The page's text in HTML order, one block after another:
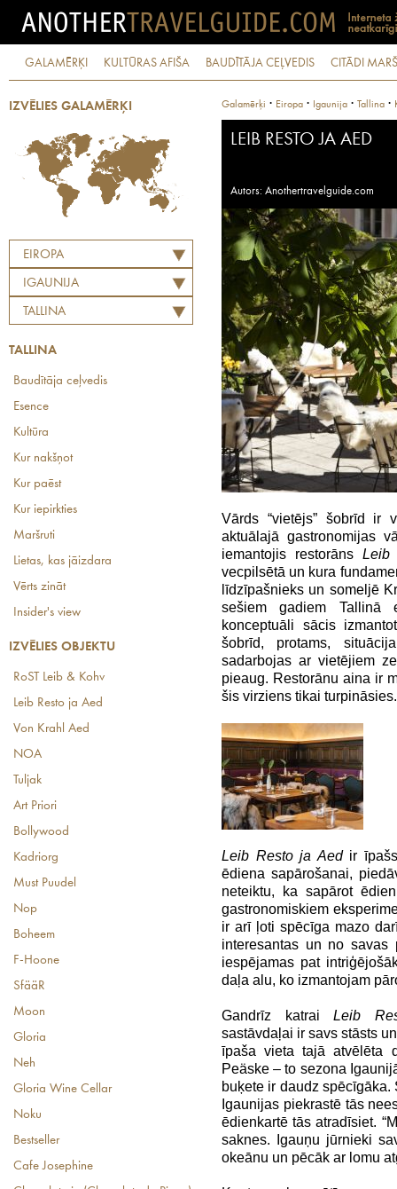
GALAMĒRĶI KULTŪRAS AFIŠA BAUDĪTĀJA CEĻVEDIS CITĀDI
IZVĒLIES GALAMĒRĶI
EIROPA
IGAUNIJA
TALLINA
TALLINA
Baudītāja ceļvedis
Esence
Kultūra
Kur nakšņot
Kur paēst
Kur iepirkties
Maršruti
Lietas, kas jāizdara
Vērts zināt
Insider's view
IZVĒLIES OBJEKTU
RoST Leib & Kohv
Leib Resto ja Aed
Von Krahl Aed
NOA
Tuljak
Art Priori
Bollywood
Kadriorg
Must Puudel
Nop
Boheem
F-Hoone
SfääR
Moon
Gloria
Neh
Gloria Wine Cellar
Noku
Bestseller
Cafe Josephine
Galamērķi · Eiropa · Igaunija · Tallina ·
LEIB RESTO JA AED
Autors: Anothertravelguide.com
Vārds “vietējs” šobrīd ir
aktuālajā gastronomijas
iemantojis restorāns Leib
vecpilsētā un kura
līdzīpašnieks un someljē
sešiem gadiem
konceptuāli sācis
šobrīd, protams,
sadarbojas ar vietējiem
pieaug. Restorānu aina ir
šis virziens tikai
Leib Resto ja Aedir īpašs
ēdiena sapārošanai,
neteiktu, ka sapārot
gastronomiskiem
ir arī ļoti spēcīga mazo
interesantas un no
iespējamas pat
daļa alu, ko izmantojam
Gandrīz katraiLeib
sastāvdaļai ir savs stāsts
īpaša vieta tajā atvēlēta
Peäske – to sezona
buķete ir daudz
Igaunijas piekrastē tās
ēdienkartē tās atradīsiet.
saknes. Igauņu jūrnieki
okeānu un pēcāk ar lomu